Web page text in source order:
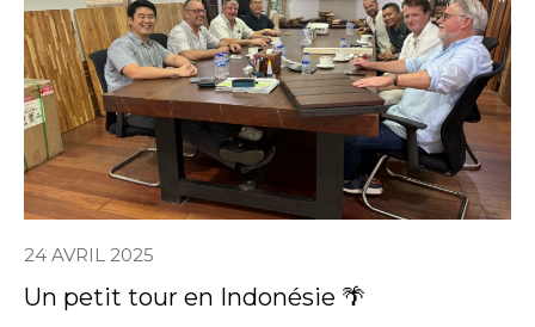
24 AVRIL 2025
Un petit tour en Indonésie 🌴